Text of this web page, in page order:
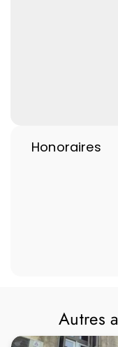
Honoraires
Autres